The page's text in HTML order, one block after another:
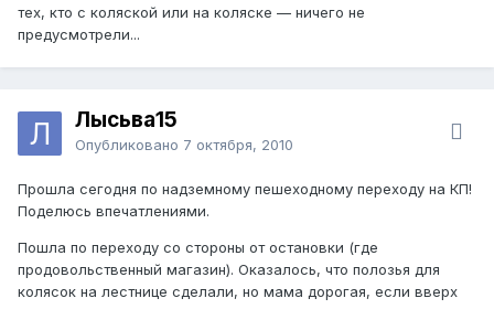
тех, кто с коляской или на коляске — ничего не
предусмотрели...
Лысьва15
Опубликовано 7 октября, 2010
Прошла сегодня по надземному пешеходному переходу на КП!
Поделюсь впечатлениями.
Пошла по переходу со стороны от остановки (где
продовольственный магазин). Оказалось, что полозья для
колясок на лестнице сделали, но мама дорогая, если вверх